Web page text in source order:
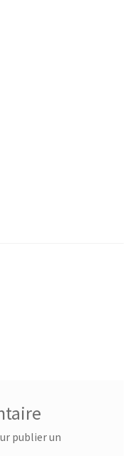
publier un